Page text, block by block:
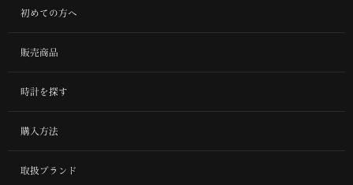
初めての方へ
販売商品
時計を探す
購入方法
取扱ブランド